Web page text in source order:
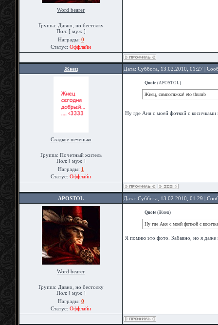
Word bearer
Группа: Давно, но бестолку
Пол: [ муж ]
Награды: 0
Статус: Оффлайн
Жнец Дата: Суббота, 13.02.2010, 01:27 |
Сладкое печенько
Группа: Почетный житель
Пол: [ муж ]
Награды: 1
Статус: Оффлайн
Quote (APOSTOL)
Жнец, симпотяжка! eto thumb
Ну где Аня с моей фоткой с косичками
APOSTOL Дата: Суббота, 13.02.2010, 01:29 |
Word bearer
Группа: Давно, но бестолку
Пол: [ муж ]
Награды: 0
Статус: Оффлайн
Quote (Жнец)
Ну где Аня с моей фоткой с
Я помню это фото. Забавно, но я даже